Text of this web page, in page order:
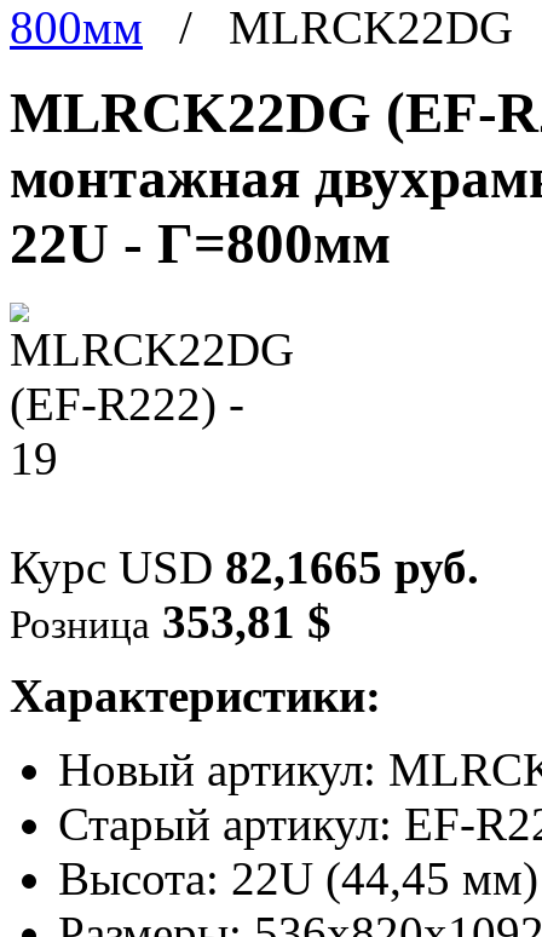
800мм / MLRCK22DG
MLRCK22DG (EF-
монтажная
22U - Г=800мм
Курс USD 82,1665 руб.
Розница 353,81 $
Характеристики:
Новый артикул:
Старый артикул: EF-
Высота: 22U (44,45 мм)